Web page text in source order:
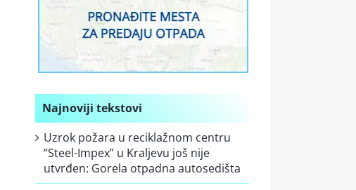
Najnoviji tekstovi
Uzrok požara u reciklažnom centru
“Steel-Impex” u Kraljevu još nije
utvrđen: Gorela otpadna autosedišta